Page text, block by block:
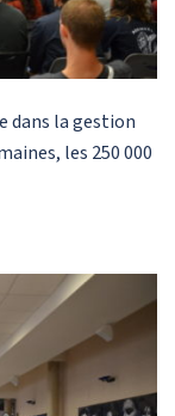
dans la gestion
les 250 000